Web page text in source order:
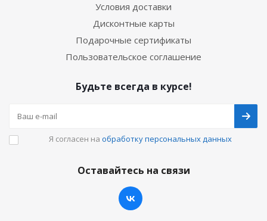
Условия доставки
Дисконтные карты
Подарочные сертификаты
Пользовательское соглашение
Будьте всегда в курсе!
Я согласен на обработку персональных данных
Оставайтесь на связи